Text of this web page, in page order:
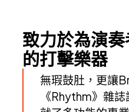
致力於為演
的打擊樂器
無瑕鼓肚，更讓
《Rhythm》雜